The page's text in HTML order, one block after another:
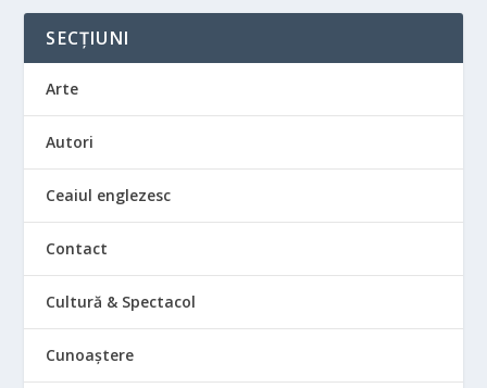
SECȚIUNI
Arte
Autori
Ceaiul englezesc
Contact
Cultură & Spectacol
Cunoaștere